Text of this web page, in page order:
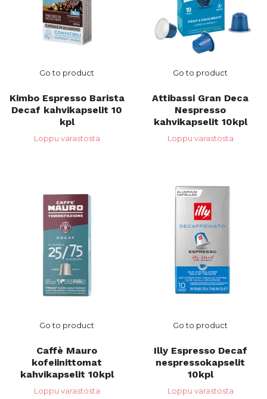
Go to product
Kimbo Espresso Barista
Decaf kahvikapselit 10
kpl
Loppu varastosta
Go to product
Attibassi Gran Deca
Nespresso
kahvikapselit 10kpl
Loppu varastosta
Go to product
Caffè Mauro
kofeiinittomat
kahvikapselit 10kpl
Loppu varastosta
Go to product
Illy Espresso Decaf
nespressokapselit
10kpl
Loppu varastosta